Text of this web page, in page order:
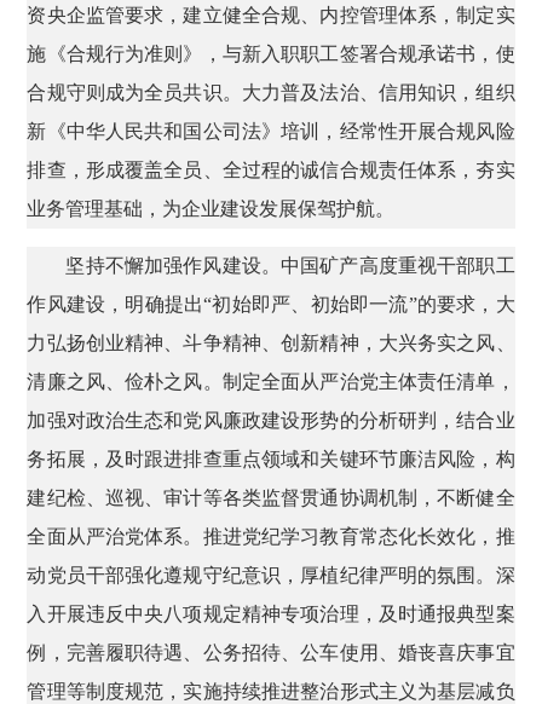
资央企监管要求，建立健全合规、内控管理体系，制定实
施《合规行为准则》，与新入职职工签署合规承诺书，使
合规守则成为全员共识。大力普及法治、信用知识，组织
新《中华人民共和国公司法》培训，经常性开展合规风险
排查，形成覆盖全员、全过程的诚信合规责任体系，夯实
业务管理基础，为企业建设发展保驾护航。
坚持不懈加强作风建设。中国矿产高度重视干部职工
作风建设，明确提出“初始即严、初始即一流”的要求，大
力弘扬创业精神、斗争精神、创新精神，大兴务实之风、
清廉之风、俭朴之风。制定全面从严治党主体责任清单，
加强对政治生态和党风廉政建设形势的分析研判，结合业
务拓展，及时跟进排查重点领域和关键环节廉洁风险，构
建纪检、巡视、审计等各类监督贯通协调机制，不断健全
全面从严治党体系。推进党纪学习教育常态化长效化，推
动党员干部强化遵规守纪意识，厚植纪律严明的氛围。深
入开展违反中央八项规定精神专项治理，及时通报典型案
例，完善履职待遇、公务招待、公车使用、婚丧喜庆事宜
管理等制度规范，实施持续推进整治形式主义为基层减负